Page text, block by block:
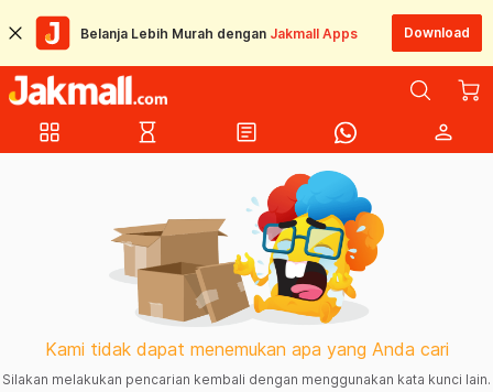
Belanja Lebih Murah dengan Jakmall Apps Download
grid_view hourglass_empty article person
Kami tidak dapat menemukan apa yang Anda cari
Silakan melakukan pencarian kembali dengan menggunakan kata kunci lain.